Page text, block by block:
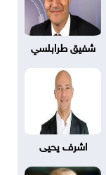
شفيق طرابلسي
اشرف يحيى